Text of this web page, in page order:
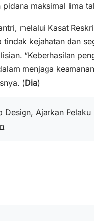
maksimal lima
melalui Kasat
kejahatan dan
“Keberhasilan
menjaga
(Dia)
Design, Ajarkan